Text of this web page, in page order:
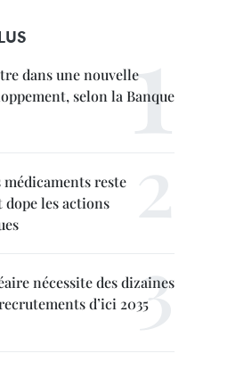
dans une nouvelle
selon la Banque
médicaments reste
dope les actions
nécessite des dizaines
d’ici 2035